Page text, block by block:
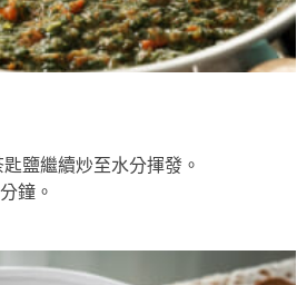
鹽繼續炒至水分揮發。
鐘。